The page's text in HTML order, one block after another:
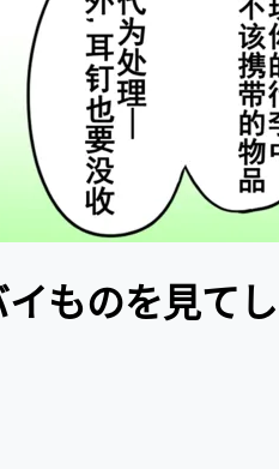
ものを見て